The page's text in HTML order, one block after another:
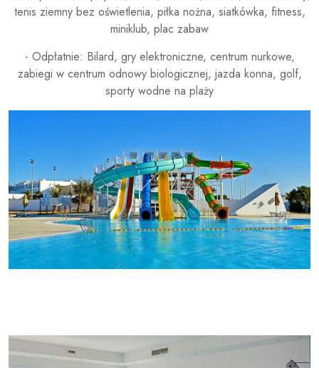
tenis ziemny bez oświetlenia, piłka nożna, siatkówka, fitness,
miniklub, plac zabaw
- Odpłatnie: Bilard, gry elektroniczne, centrum nurkowe,
zabiegi w centrum odnowy biologicznej, jazda konna, golf,
sporty wodne na plaży